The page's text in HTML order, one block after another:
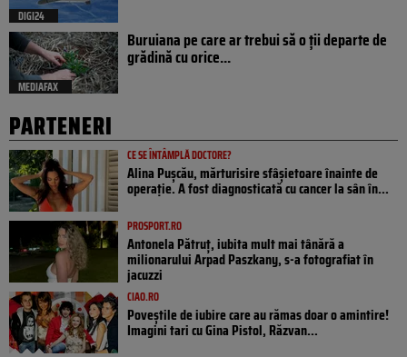
DIGI24
MEDIAFAX
Buruiana pe care ar trebui să o ții departe de
grădină cu orice...
PARTENERI
CE SE ÎNTÂMPLĂ DOCTORE?
Alina Pușcău, mărturisire sfâșietoare înainte de
operație. A fost diagnosticată cu cancer la sân în...
PROSPORT.RO
Antonela Pătruț, iubita mult mai tânără a
milionarului Arpad Paszkany, s-a fotografiat în
jacuzzi
CIAO.RO
Poveştile de iubire care au rămas doar o amintire!
Imagini tari cu Gina Pistol, Răzvan...